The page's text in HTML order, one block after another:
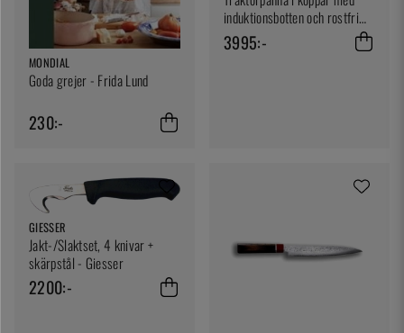
MONDIAL
Goda grejer - Frida Lund
230:-
induktionsbotten och rostfri
insida, 28 cm - Agnelli
3995:-
GIESSER
Jakt-/Slaktset, 4 knivar +
skärpstål - Giesser
2200:-